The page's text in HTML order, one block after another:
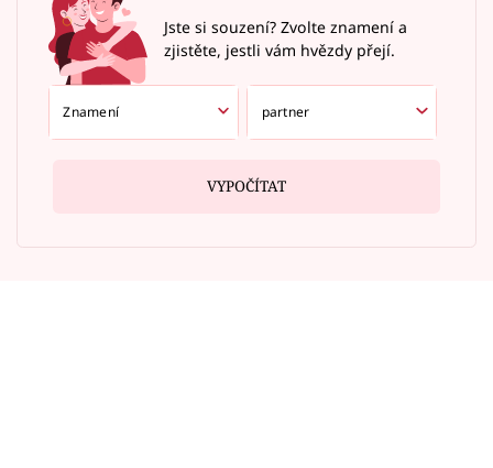
Jste si souzení? Zvolte znamení a
zjistěte, jestli vám hvězdy přejí.
VYPOČÍTAT